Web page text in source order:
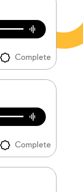
Complete
Complete